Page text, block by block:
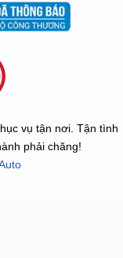
vụ tận nơi. Tận tình
phải chăng!